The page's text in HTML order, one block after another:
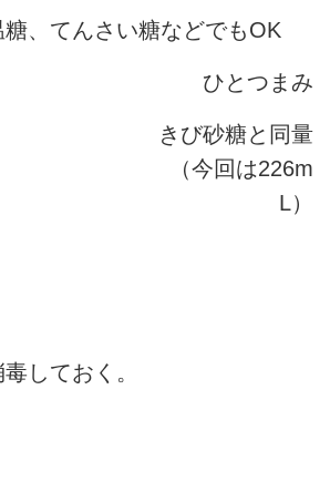
、てんさい糖などでもOK
ひとつまみ
きび砂糖と同量
（今回は226m
L）
しておく。